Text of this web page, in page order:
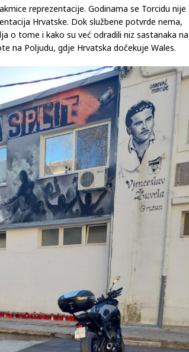
reprezentacije. Godinama se Torcidu nije
Hrvatske. Dok službene potvrde nema,
o tome i kako su već odradili niz sastanaka na
na Poljudu, gdje Hrvatska dočekuje Wales.